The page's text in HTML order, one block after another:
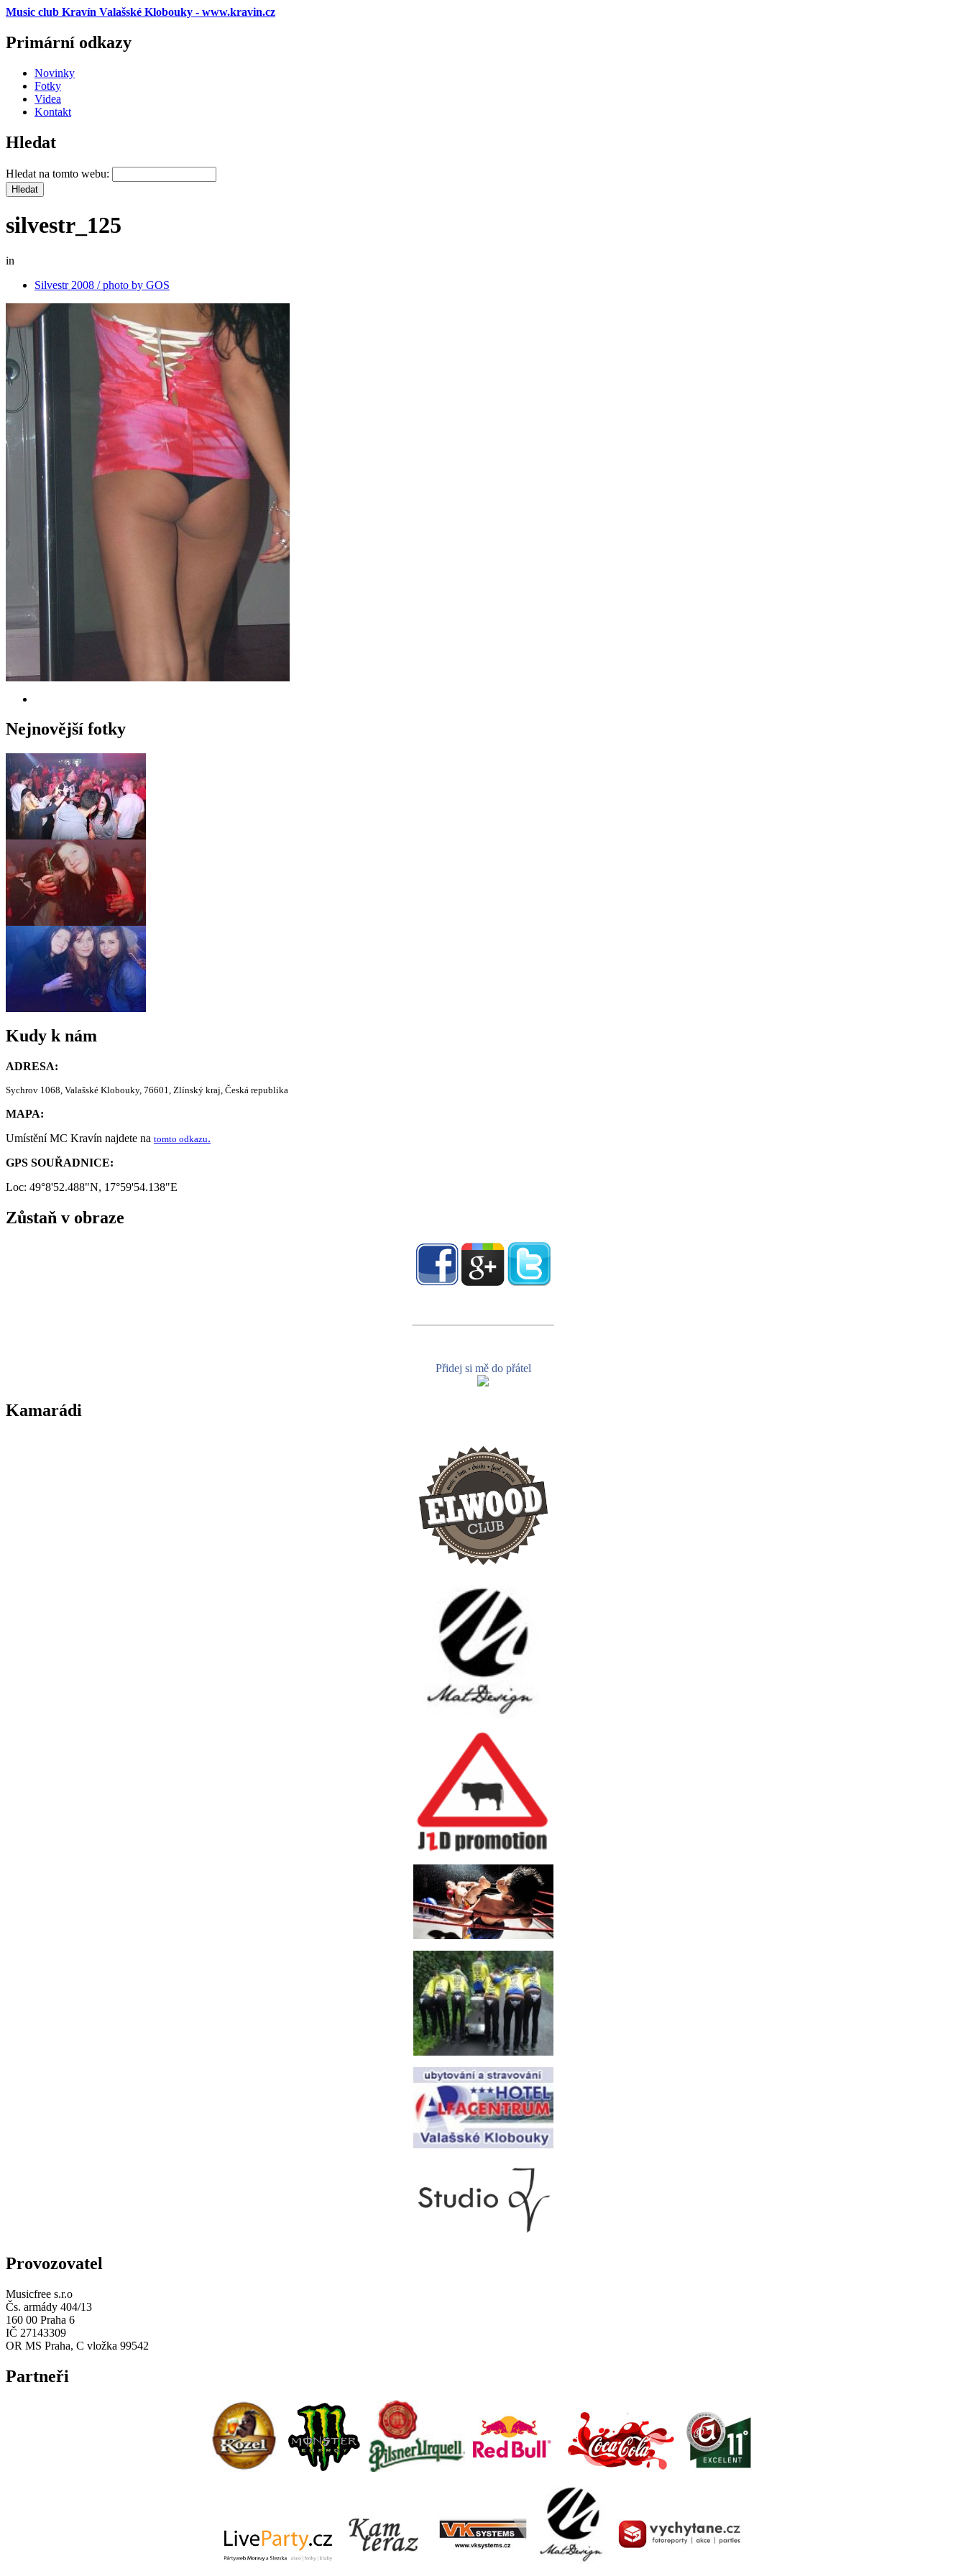
Music club Kravín Valašské Klobouky - www.kravin.cz
Primární odkazy
Novinky
Fotky
Videa
Kontakt
Hledat
Hledat na tomto webu:
silvestr_125
in
Silvestr 2008 / photo by GOS
Nejnovější fotky
Kudy k nám
ADRESA:
Sychrov 1068, Valašské Klobouky, 76601, Zlínský kraj, Česká republika
MAPA:
Umístění MC Kravín najdete na tomto odkazu.
GPS SOUŘADNICE:
Loc: 49°8'52.488"N, 17°59'54.138"E
Zůstaň v obraze
Přidej si mě do přátel
Kamarádi
Provozovatel
Musicfree s.r.o
Čs. armády 404/13
160 00 Praha 6
IČ 27143309
OR MS Praha, C vložka 99542
Partneři